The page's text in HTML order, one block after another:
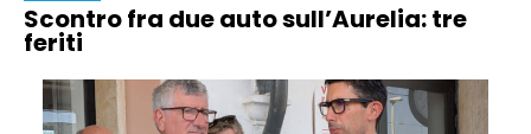
Scontro fra due auto sull’Aurelia: tre
feriti